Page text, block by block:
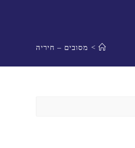
> מסובים – חיריה